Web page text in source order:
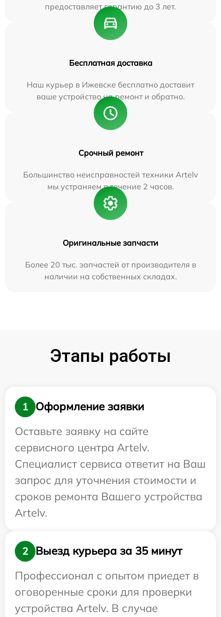
предоставляет гарантию до 3 лет.
Бесплатная доставка
Наш курьер в Ижевске бесплатно доставит
ваше устройство на ремонт и обратно.
Срочный ремонт
Большинство неисправностей техники Artelv
мы устраняем в течение 2 часов.
Оригинальные запчасти
Более 20 тыс. запчастей от производителя в
наличии на собственных складах.
Этапы работы
1
Оформление заявки
Оставьте заявку на сайте
сервисного центра Artelv.
Специалист сервиса ответит на Ваш
запрос для уточнения стоимости и
сроков ремонта Вашего устройства
Artelv.
2
Выезд курьера за 35 минут
Профессионал с опытом приедет в
оговоренные сроки для проверки
устройства Artelv. В случае